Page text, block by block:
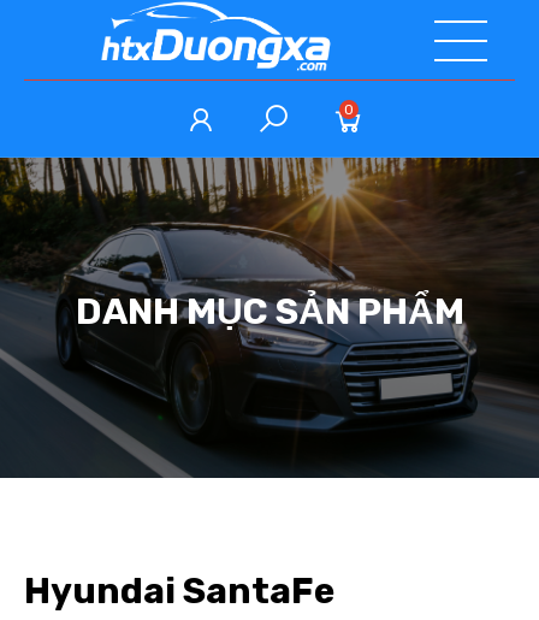
0
DANH MỤC SẢN PHẨM
Hyundai SantaFe